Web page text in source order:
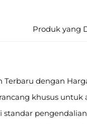
Produk yang
Terbaru dengan
khusus untuk